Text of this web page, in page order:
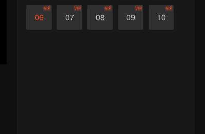
06
VIP
07
VIP
08
VIP
09
VIP
10
VIP